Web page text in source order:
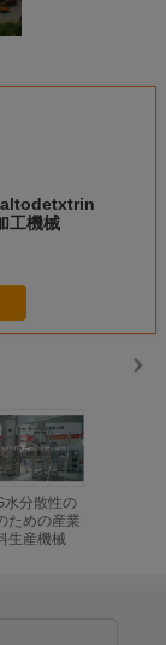
工機械
水分散性の
ための産業
生産機械